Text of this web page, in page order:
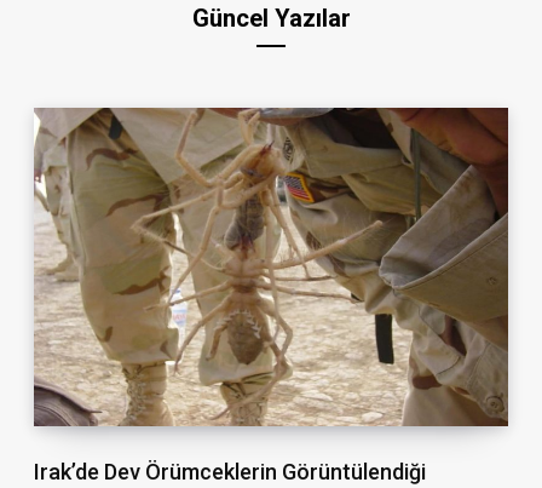
Güncel Yazılar
Irak’de Dev Örümceklerin Görüntülendiği